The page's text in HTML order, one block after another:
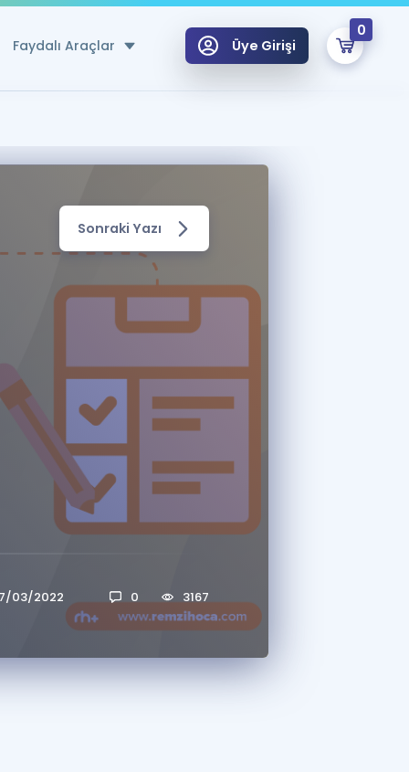
Faydalı Araçlar
Hesaplama Aracı
için Öneriler
Tek Takvimde
Özel Fırsatlar
Sınavlarla İlgili Haberler
Üye Girişi
0
ÜYE DEĞİLİM
Sepetin Şu An Boş.
Hoca ile seni sınava hazırlayacak onlarca eğitim seni bekliyor!
Sonraki Yazı
03/2022 0 3167